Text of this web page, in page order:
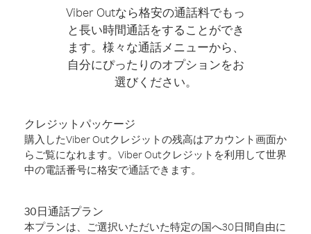
Viber Outなら格安の通話料でもっ
と長い時間通話をすることができ
ます。様々な通話メニューから、
自分にぴったりのオプションをお
選びください。
クレジットパッケージ
購入したViber Outクレジットの残高はアカウント画面か
らご覧になれます。Viber Outクレジットを利用して世界
中の電話番号に格安で通話できます。
30日通話プラン
本プランは、ご選択いただいた特定の国へ30日間自由に